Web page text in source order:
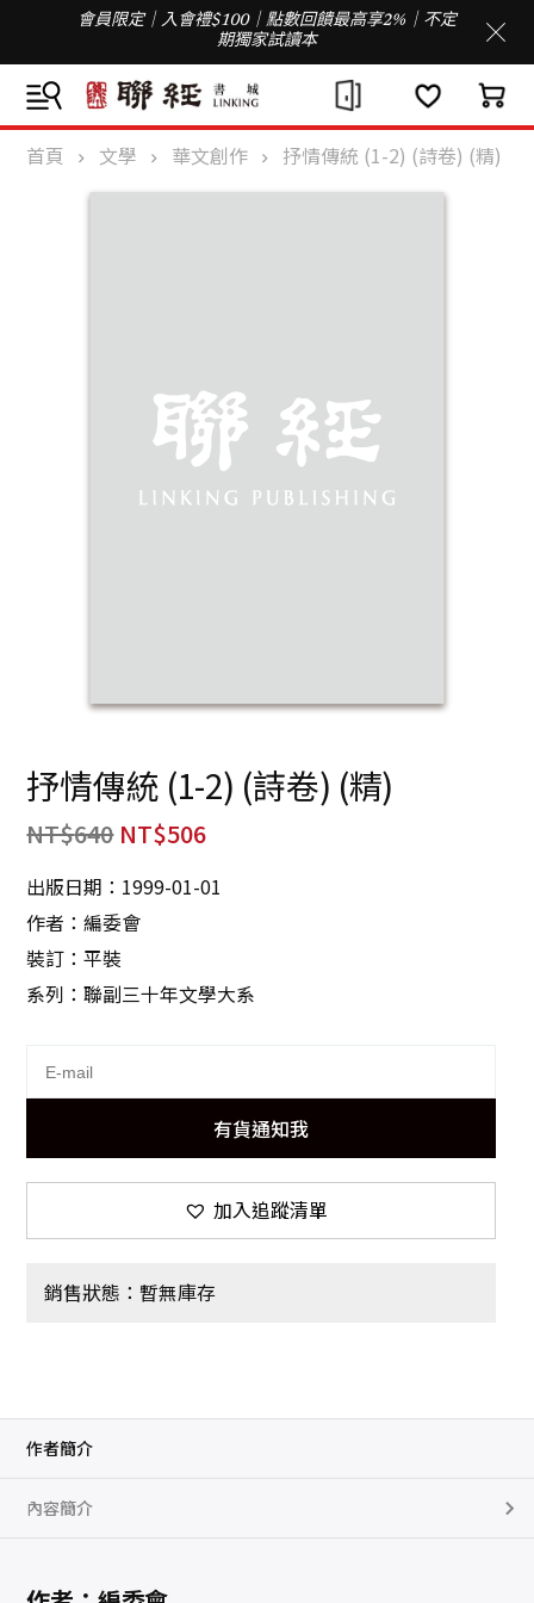
會員限定｜入會禮$100｜點數回饋最高享2%｜不定
期獨家試讀本
首頁 文學 華文創作 抒情傳統 (1-2) (詩卷) (精)
抒情傳統 (1-2) (詩卷) (精)
NT$640 NT$506
出版日期：1999-01-01
作者：編委會
裝訂：平裝
系列：聯副三十年文學大系
有貨通知我
加入追蹤清單
銷售狀態：暫無庫存
作者簡介
內容簡介